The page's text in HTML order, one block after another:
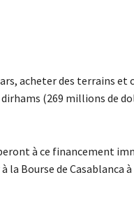
acheter des terrains et
(269 millions de
à ce financement
Bourse de Casablanca